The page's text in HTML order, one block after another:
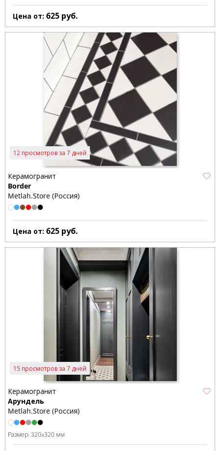
Цена от: 625 руб.
12 просмотров за 7 дней
Керамогранит
Border
Metlah.Store (Россия)
Цена от: 625 руб.
15 просмотров за 7 дней
Керамогранит
Арундель
Metlah.Store (Россия)
Размер: 320x320 мм